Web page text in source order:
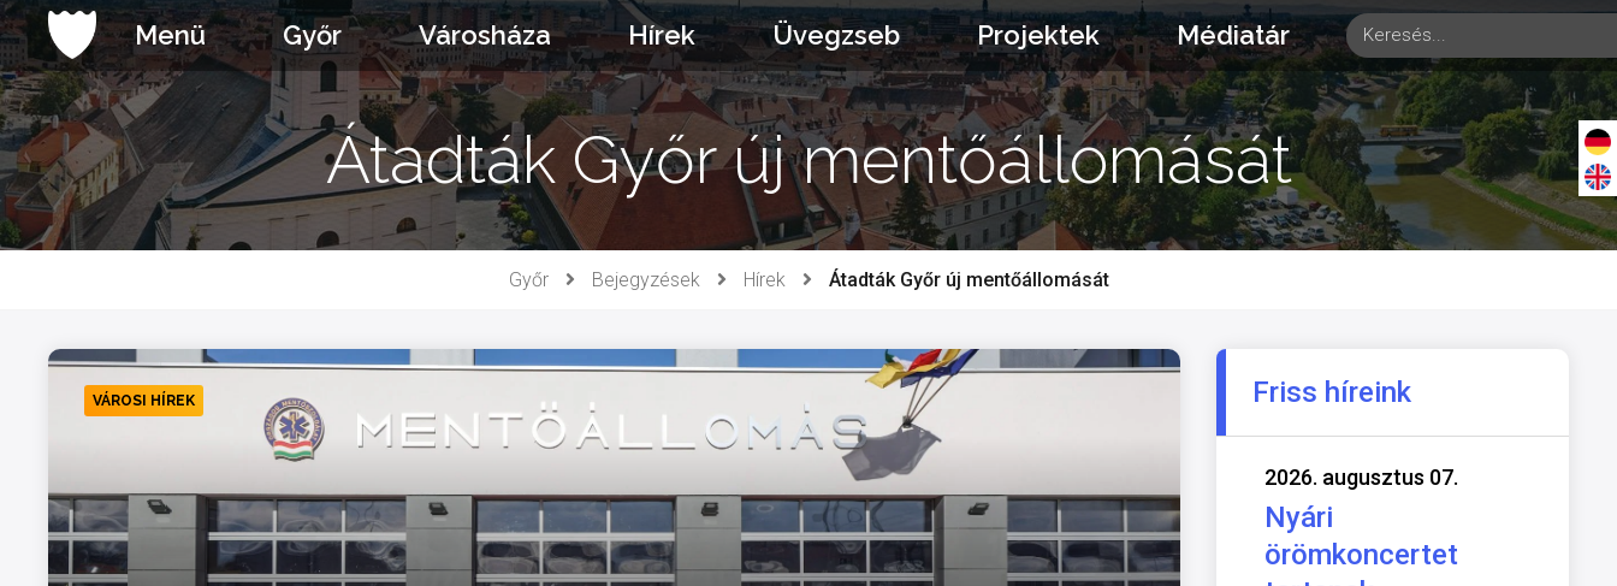
Ugrás
a
tartalomhoz
Menü Győr Városháza Hírek Üvegzseb Projektek Médiatár
Átadták Győr új mentőállomását
Győr Bejegyzések Hírek Átadták Győr új mentőállomását
VÁROSI HÍREK Friss híreink
2026. augusztus 07.
Nyári
örömkoncertet